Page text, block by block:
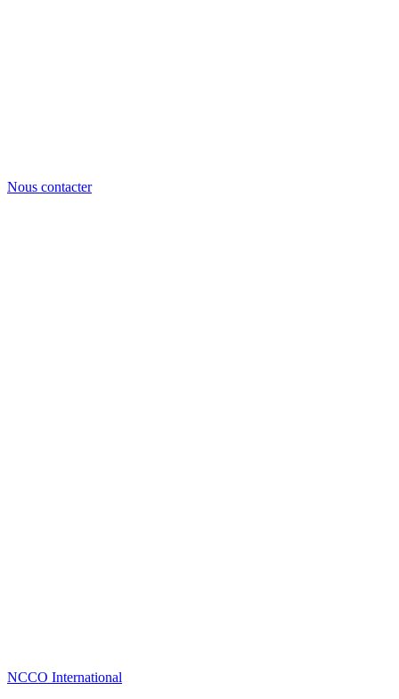
Nous contacter
NCCO International